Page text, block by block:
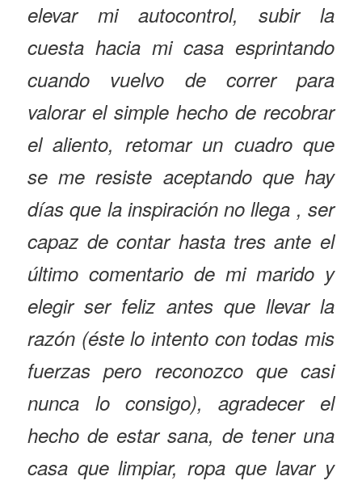
elevar mi autocontrol, subir la
cuesta hacia mi casa esprintando
cuando vuelvo de correr para
valorar el simple hecho de recobrar
el aliento, retomar un cuadro que
se me resiste aceptando que hay
días que la inspiración no llega , ser
capaz de contar hasta tres ante el
último comentario de mi marido y
elegir ser feliz antes que llevar la
razón (éste lo intento con todas mis
fuerzas pero reconozco que casi
nunca lo consigo), agradecer el
hecho de estar sana, de tener una
casa que limpiar, ropa que lavar y